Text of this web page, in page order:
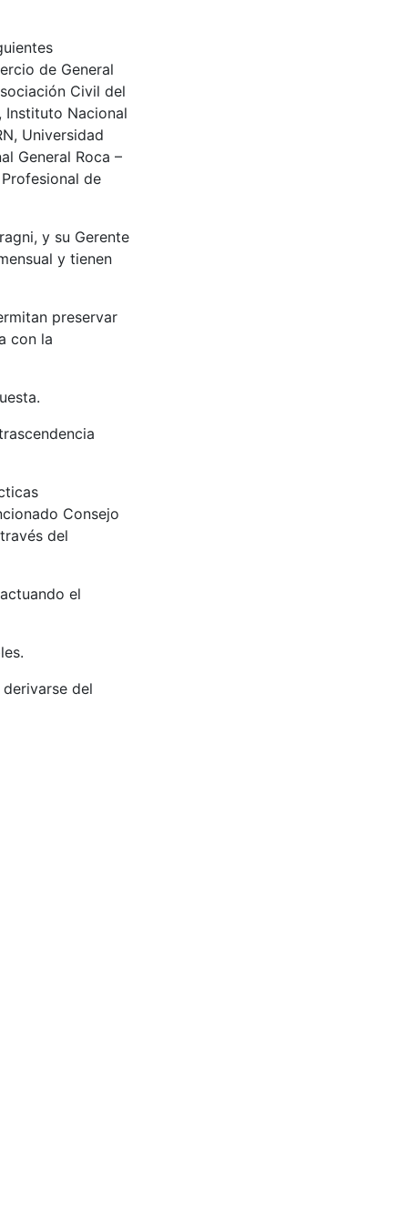
de General
Civil del
Instituto Nacional
Universidad
General Roca –
de
y su Gerente
y tienen
preservar
con la
Consejo
del
el
del